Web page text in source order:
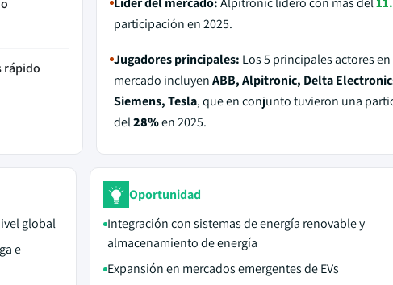
rápido
participación en 2025.
Jugadores principales: Los 5 principales actores en
mercado incluyenABB, Alpitronic, Delta
Siemens, Tesla, que en conjunto tuvieron una
del28%en 2025.
global
e
Oportunidad
Integración con sistemas de energía renovable y
almacenamiento de energía
Expansión en mercados emergentes de EVs